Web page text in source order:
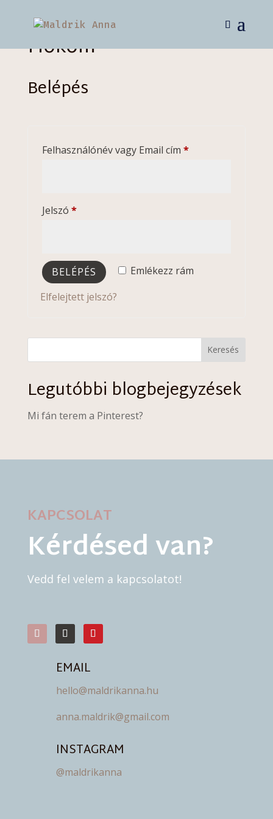
Fiókom
Belépés
Felhasználónév vagy Email cím *Kötelező
Jelszó *Kötelező
Emlékezz rám
BELÉPÉS
Elfelejtett jelszó?
Keresés
Legutóbbi blogbejegyzések
Mi fán terem a Pinterest?
KAPCSOLAT
Kérdésed van?
Vedd fel velem a kapcsolatot!
EMAIL
hello@maldrikanna.hu
anna.maldrik@gmail.com
INSTAGRAM
@maldrikanna